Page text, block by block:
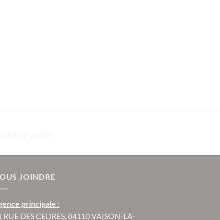
JOINDRE
principale :
RUE DES CEDRES, 84110 VAISON-LA-